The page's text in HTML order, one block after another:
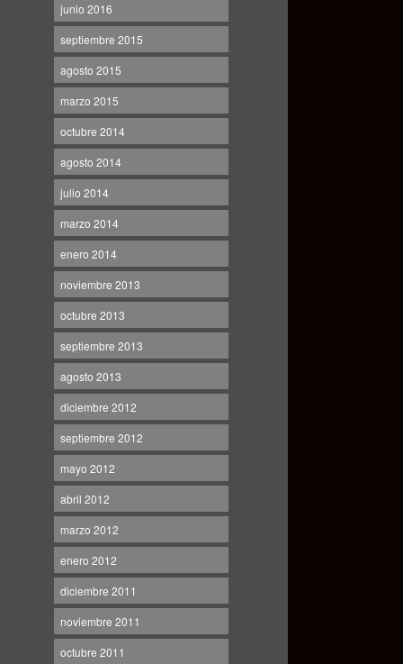
junio 2016
septiembre 2015
agosto 2015
marzo 2015
octubre 2014
agosto 2014
julio 2014
marzo 2014
enero 2014
noviembre 2013
octubre 2013
septiembre 2013
agosto 2013
diciembre 2012
septiembre 2012
mayo 2012
abril 2012
marzo 2012
enero 2012
diciembre 2011
noviembre 2011
octubre 2011